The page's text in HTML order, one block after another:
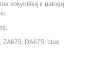
kokybišką ir patogų
ZA675, DA675, blue